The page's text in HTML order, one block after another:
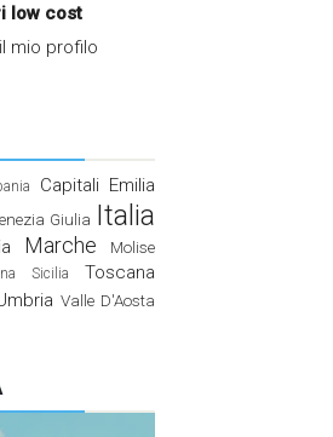
low cost
mio profilo
Capitali Emilia
Giulia Italia
Marche Molise
Sicilia Toscana
Valle D'Aosta